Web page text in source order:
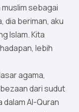
sebagai
dia beriman, aku
Islam. Kita
lebih
agama,
dari sudut
Al-Quran